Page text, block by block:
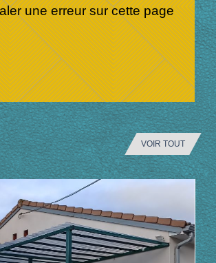
une erreur sur cette page
VOIR TOUT